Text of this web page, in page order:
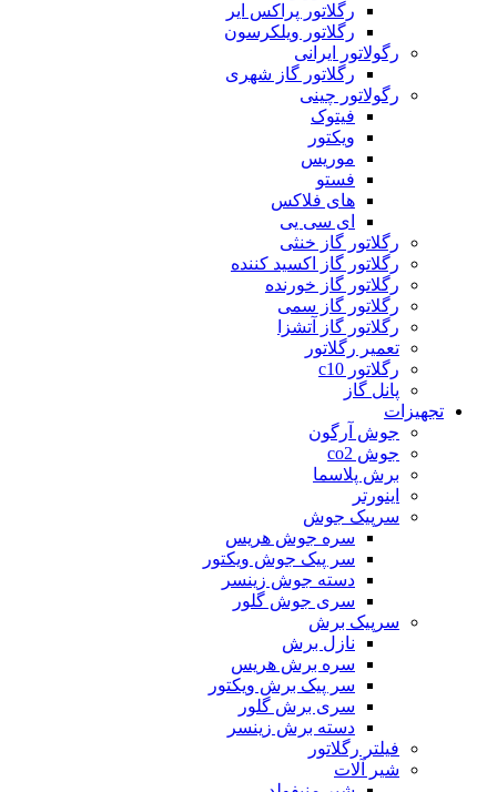
رگلاتور پراکس ایر
رگلاتور ویلکرسون
رگولاتور ایرانی
رگلاتور گاز شهری
رگولاتور چینی
فیتوک
ویکتور
موریس
فستو
های فلاکس
ای سی یی
رگلاتور گاز خنثی
رگلاتور گاز اکسید کننده
رگلاتور گاز خورنده
رگلاتور گاز سمی
رگلاتور گاز آتشزا
تعمیر رگلاتور
رگلاتور c10
پانل گاز
تجهیزات
جوش آرگون
جوش co2
برش پلاسما
اینورتر
سرپیک جوش
سره جوش هریس
سر پیک جوش ویکتور
دسته جوش زینسر
سری جوش گلور
سرپیک برش
نازل برش
سره برش هریس
سر پیک برش ویکتور
سری برش گلور
دسته برش زینسر
فیلتر رگلاتور
شیر آلات